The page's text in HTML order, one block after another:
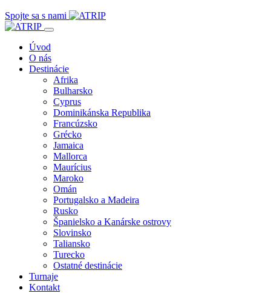
Spojte sa s nami
Úvod
O nás
Destinácie
Afrika
Bulharsko
Cyprus
Dominikánska Republika
Francúzsko
Grécko
Jamaica
Mallorca
Maurícius
Maroko
Omán
Portugalsko a Madeira
Rusko
Španielsko a Kanárske ostrovy
Slovinsko
Taliansko
Turecko
Ostatné destinácie
Turnaje
Kontakt